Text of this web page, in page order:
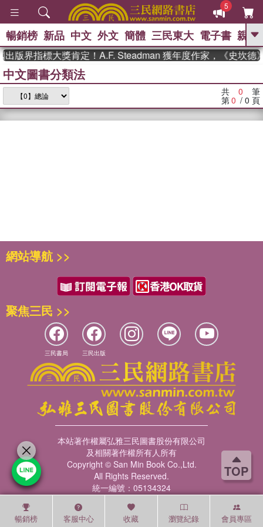
TOP
5
GO
、 The Odyssey 、 父親節 、 如果歷
國際布克
獎 臺灣漫遊錄 、 方念華 、 台灣的李
登輝時代 、 數學女孩：黎曼猜想 、
暢銷榜 新品 中文 外文 簡體 三民東大 電子書 親子
版界指標大獎肯定！A.F. Steadman 獲年度作家，《史坎德
中文圖書分類法
共 0 筆
第0 / 0 頁
暢銷榜 客服中心 收藏 瀏覽紀錄 會員專區
網站導航 >>
聚焦三民 >>
三民書局 三民出版
本站著作權屬弘雅三民圖書股份有限公司
及相關著作權所有人所有
Copyright © San Min Book Co.,Ltd.
All Rights Reserved.
統一編號：05134324